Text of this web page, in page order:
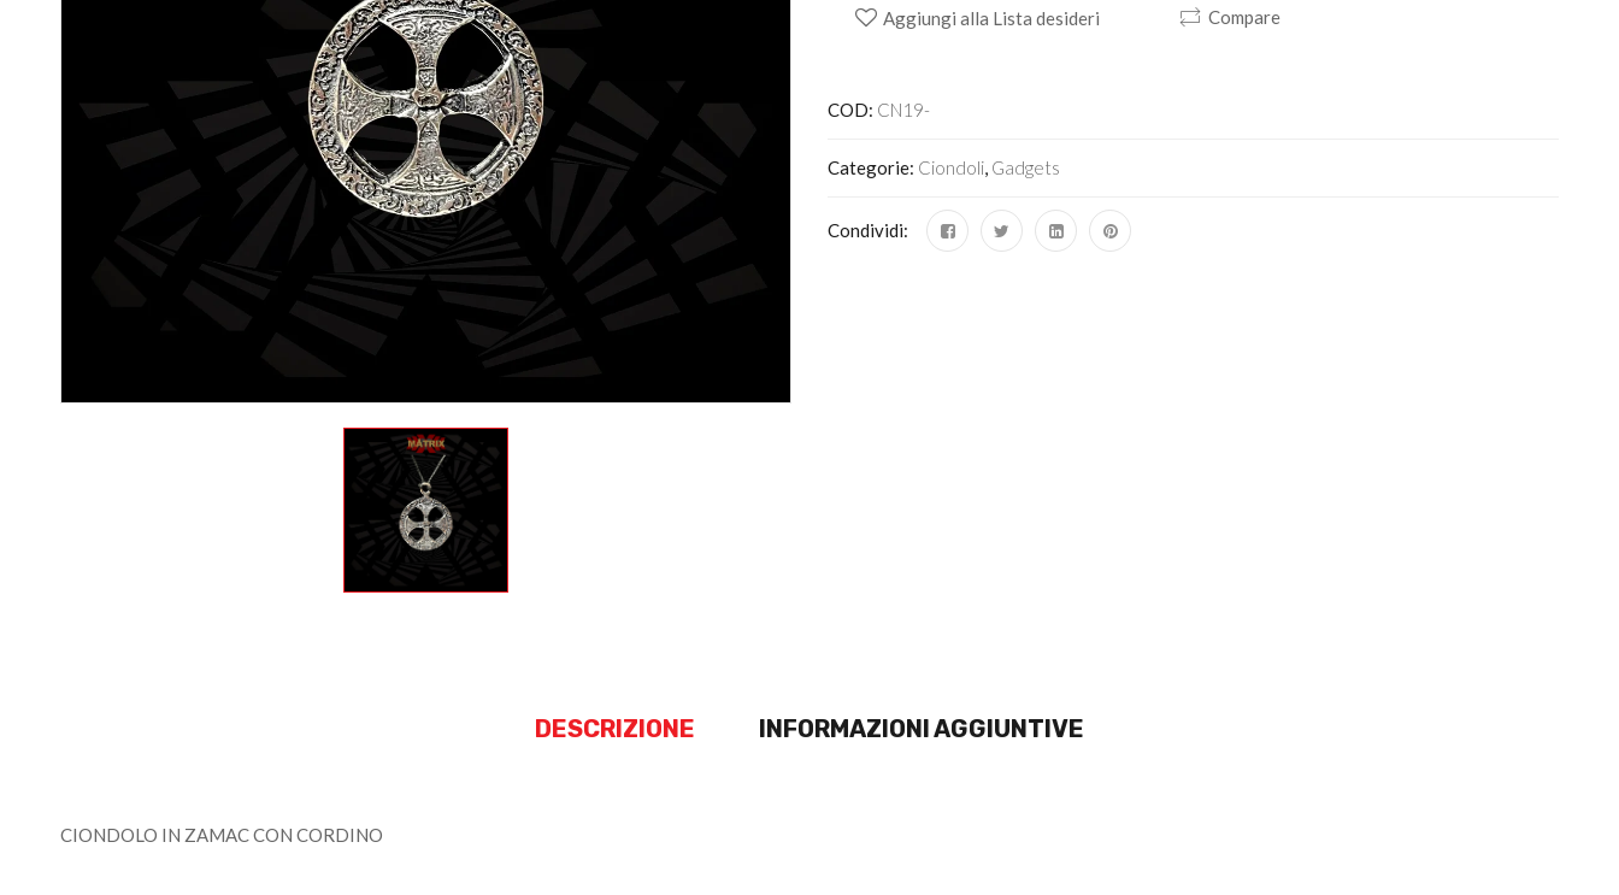
Aggiungi alla Lista desideri Compare
COD: CN19-
Categorie: Ciondoli, Gadgets
Condividi:
DESCRIZIONE INFORMAZIONI AGGIUNTIVE
CIONDOLO IN ZAMAC CON CORDINO